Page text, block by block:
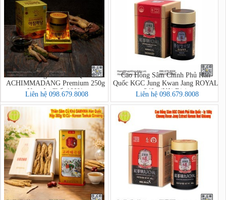
Cao Hồng Sâm Hàn Quốc
ACHIMMADANG Premium 250g
Nguyên Chất 100%
Liên hệ 098.679.8008
Cao Hồng Sâm Chính Phủ Hàn
Quốc KGC Jung Kwan Jang ROYAL
240g (Nội Địa)
Liên hệ 098.679.8008